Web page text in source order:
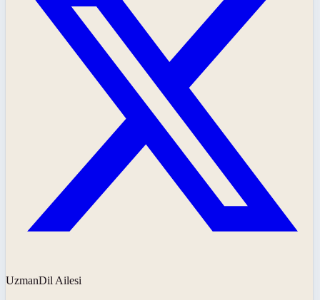
UzmanDil Ailesi